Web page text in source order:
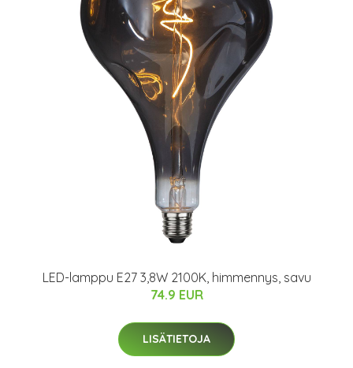
LED-lamppu E27 3,8W 2100K, himmennys, savu
74.9 EUR
LISÄTIETOJA